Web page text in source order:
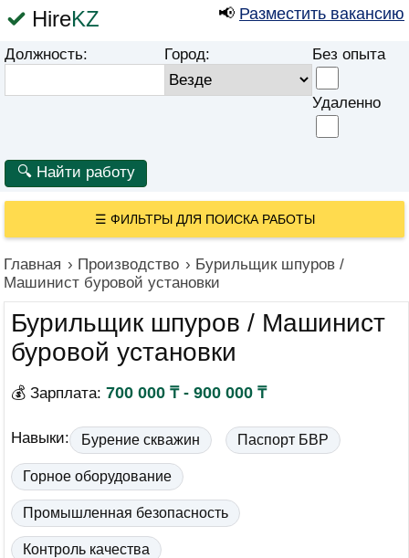
HireKZ 📢 Разместить вакансию
Должность: Город: Без опыта
Удаленно
☰ ФИЛЬТРЫ ДЛЯ ПОИСКА РАБОТЫ
Главная › Производство › Бурильщик шпуров /
Машинист буровой установки
Бурильщик шпуров / Машинист
буровой установки
💰 Зарплата: 700 000 ₸ - 900 000 ₸
Навыки: Бурение скважин Паспорт БВР
Горное оборудование
Промышленная безопасность
Контроль качества